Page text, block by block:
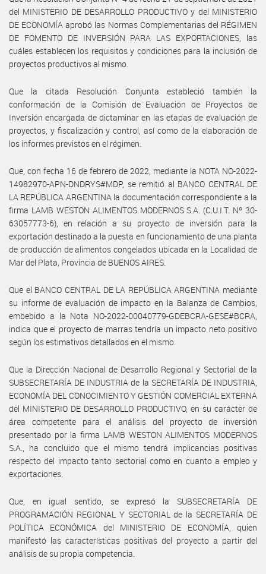
del MINISTERIO DE DESARROLLO PRODUCTIVO y del MINISTERIO
DE ECONOMÍA aprobó las Normas Complementarias del RÉGIMEN
DE FOMENTO DE INVERSIÓN PARA LAS EXPORTACIONES, las
cuáles establecen los requisitos y condiciones para la inclusión de
proyectos productivos al mismo.
Que la citada Resolución Conjunta estableció también la
conformación de la Comisión de Evaluación de Proyectos de
Inversión encargada de dictaminar en las etapas de evaluación de
proyectos, y fiscalización y control, así como de la elaboración de
los informes previstos en el régimen.
Que, con fecha 16 de febrero de 2022, mediante la NOTA NO-2022-
14982970-APN-DNDRYS#MDP, se remitió al BANCO CENTRAL DE
LA REPÚBLICA ARGENTINA la documentación correspondiente a la
firma LAMB WESTON ALIMENTOS MODERNOS S.A. (C.U.I.T. Nº 30-
63057773-6), en relación a su proyecto de inversión para la
exportación destinado a la puesta en funcionamiento de una planta
de producción de alimentos congelados ubicada en la Localidad de
Mar del Plata, Provincia de BUENOS AIRES.
Que el BANCO CENTRAL DE LA REPÚBLICA ARGENTINA mediante
su informe de evaluación de impacto en la Balanza de Cambios,
embebido a la Nota NO-2022-00040779-GDEBCRA-GESE#BCRA,
indica que el proyecto de marras tendría un impacto neto positivo
según los estimativos detallados en el mismo.
Que la Dirección Nacional de Desarrollo Regional y Sectorial de la
SUBSECRETARÍA DE INDUSTRIA de la SECRETARÍA DE INDUSTRIA,
ECONOMÍA DEL CONOCIMIENTO Y GESTIÓN COMERCIAL EXTERNA
del MINISTERIO DE DESARROLLO PRODUCTIVO, en su carácter de
área competente para el análisis del proyecto de inversión
presentado por la firma LAMB WESTON ALIMENTOS MODERNOS
S.A., ha concluido que el mismo tendrá implicancias positivas
respecto del impacto tanto sectorial como en cuanto a empleo y
exportaciones.
Que, en igual sentido, se expresó la SUBSECRETARÍA DE
PROGRAMACIÓN REGIONAL Y SECTORIAL de la SECRETARÍA DE
POLÍTICA ECONÓMICA del MINISTERIO DE ECONOMÍA, quien
manifestó las características positivas del proyecto a partir del
análisis de su propia competencia.